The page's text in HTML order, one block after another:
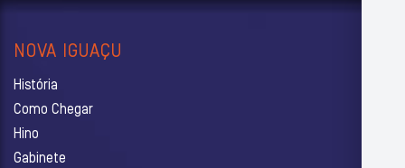
NOVA IGUAÇU
História
Como Chegar
Hino
Gabinete